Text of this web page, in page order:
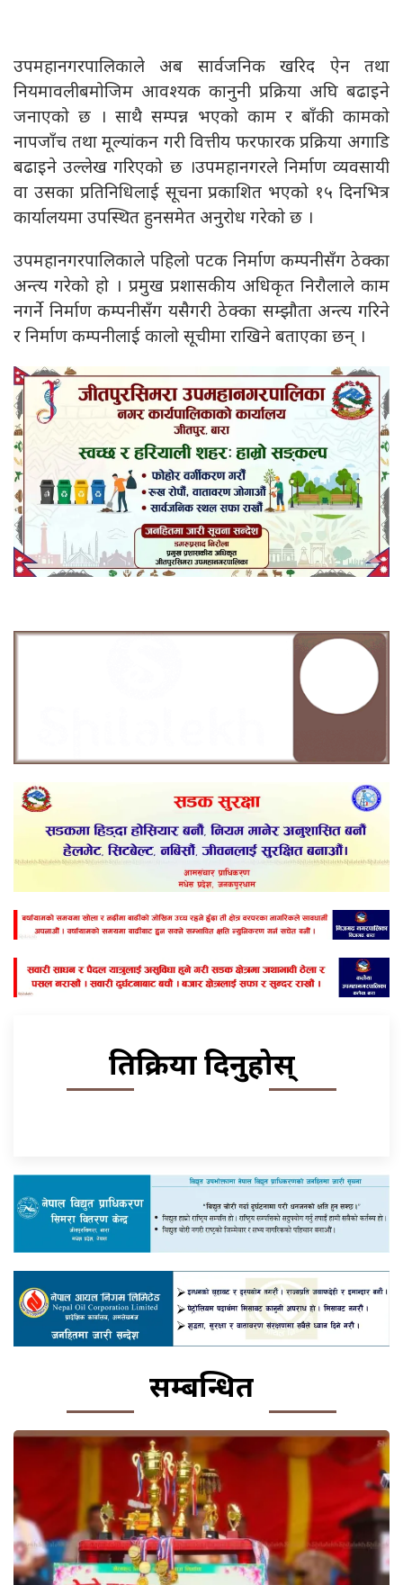
उपमहानगरपालिकाले अब सार्वजनिक खरिद ऐन तथा
नियमावलीबमोजिम आवश्यक कानुनी प्रक्रिया अघि बढाइने
जनाएको छ । साथै सम्पन्न भएको काम र बाँकी कामको
नापजाँच तथा मूल्यांकन गरी वित्तीय फरफारक प्रक्रिया अगाडि
बढाइने उल्लेख गरिएको छ ।उपमहानगरले निर्माण व्यवसायी
वा उसका प्रतिनिधिलाई सूचना प्रकाशित भएको १५ दिनभित्र
कार्यालयमा उपस्थित हुनसमेत अनुरोध गरेको छ ।
उपमहानगरपालिकाले पहिलो पटक निर्माण कम्पनीसँग ठेक्का
अन्त्य गरेको हो । प्रमुख प्रशासकीय अधिकृत निरौलाले काम
नगर्ने निर्माण कम्पनीसँग यसैगरी ठेक्का सम्झौता अन्त्य गरिने
र निर्माण कम्पनीलाई कालो सूचीमा राखिने बताएका छन् ।
प्रतिक्रिया दिनुहोस्
सम्बन्धित